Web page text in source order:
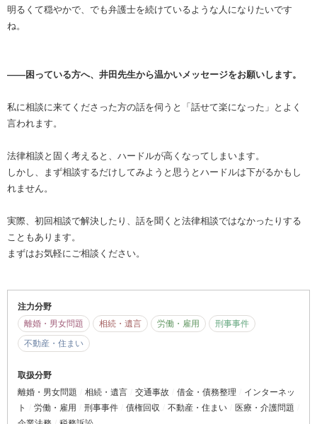
明るくて穏やかで、でも弁護士を続けているような人になりたいです
ね。
――困っている方へ、井田先生から温かいメッセージをお願いします。
私に相談に来てくださった方の話を伺うと「話せて楽になった」とよく
言われます。
法律相談と固く考えると、ハードルが高くなってしまいます。
しかし、まず相談するだけしてみようと思うとハードルは下がるかもし
れません。
実際、初回相談で解決したり、話を聞くと法律相談ではなかったりする
こともあります。
まずはお気軽にご相談ください。
注力分野
離婚・男女問題
相続・遺言 労働・雇用
刑事事件
不動産・住まい
取扱分野
離婚・男女問題
相続・遺言 交通事故 借金・債務整理
インターネッ
ト
労働・雇用 刑事事件 債権回収 不動産・住まい
医療・介護問題